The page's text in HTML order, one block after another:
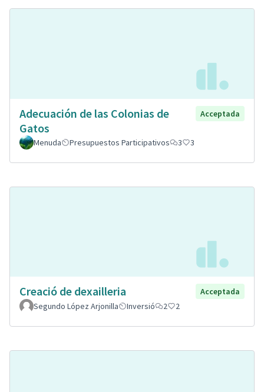
Adecuación de las Colonias de
Gatos
Acceptada
Menuda Presupuestos Participativos 3 3
Creació de dexailleria
Acceptada
Segundo López Arjonilla
Inversió 2 2